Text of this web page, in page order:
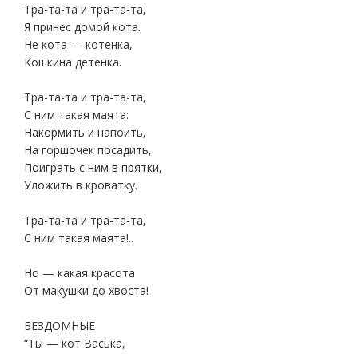
Тра-та-та и тра-та-та,
Я принес домой кота.
Не кота — котенка,
Кошкина детенка.
Тра-та-та и тра-та-та,
С ним такая маята:
Накормить и напоить,
На горшочек посадить,
Поиграть с ним в прятки,
Уложить в кроватку.
Тра-та-та и тра-та-та,
С ним такая маята!..
Но — какая красота
От макушки до хвоста!
БЕЗДОМНЫЕ
“Ты — кот Васька,